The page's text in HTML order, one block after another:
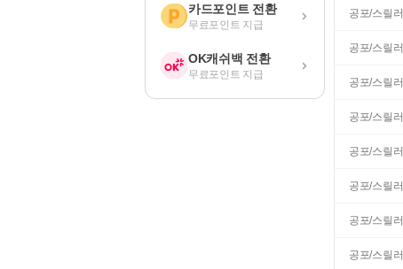
카드포인트 전환
무료포인트 지급
OK캐쉬백 전환
무료포인트 지급
공포/스릴러
공포/스릴러
공포/스릴러
공포/스릴러
공포/스릴러
공포/스릴러
공포/스릴러
공포/스릴러